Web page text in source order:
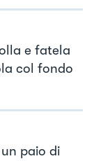
e fatela
col fondo
paio di